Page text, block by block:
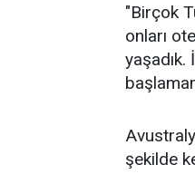
"Birçok
onları
şekilde